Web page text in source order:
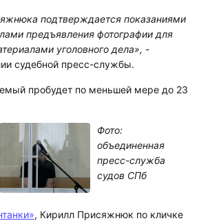
подтверждается показаниями
предъявления фотографии для
уголовного дела», -
судебной пресс-службы.
пробудет по меньшей мере до 23
Фото:
объединенная
пресс-служба
судов СПб
, Кирилл Присяжнюк по кличке